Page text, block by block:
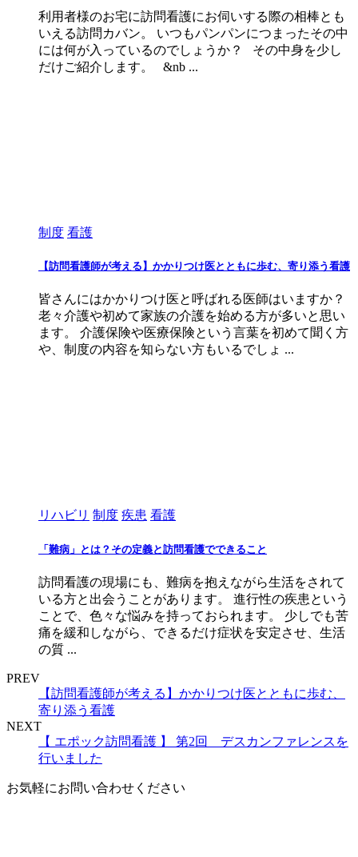
利用者様のお宅に訪問看護にお伺いする際の相棒とも
いえる訪問カバン。 いつもパンパンにつまったその中
には何が入っているのでしょうか？ その中身を少し
だけご紹介します。 &nb ...
制度 看護
【訪問看護師が考える】かかりつけ医とともに歩む、寄り添う看護
皆さんにはかかりつけ医と呼ばれる医師はいますか？
老々介護や初めて家族の介護を始める方が多いと思い
ます。 介護保険や医療保険という言葉を初めて聞く方
や、制度の内容を知らない方もいるでしょ ...
リハビリ 制度 疾患 看護
「難病」とは？その定義と訪問看護でできること
訪問看護の現場にも、難病を抱えながら生活をされて
いる方と出会うことがあります。 進行性の疾患という
ことで、色々な悩みを持っておられます。 少しでも苦
痛を緩和しながら、できるだけ症状を安定させ、生活
の質 ...
PREV
【訪問看護師が考える】かかりつけ医とともに歩む、
寄り添う看護
NEXT
【 エポック訪問看護 】 第2回 デスカンファレンスを
行いました
お気軽にお問い合わせください